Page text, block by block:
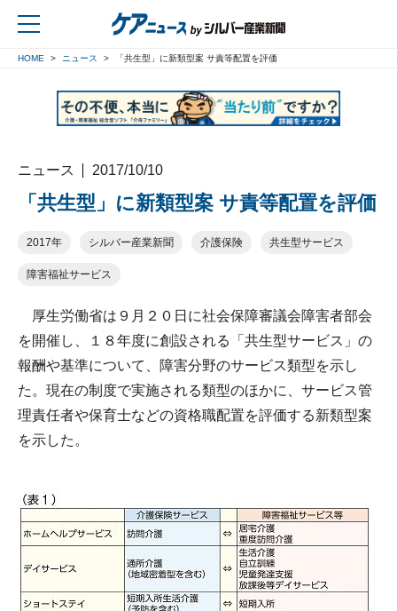
HOME ニュース 「共生型」に新類型案 サ責等配置を評価
ニュース 2017/10/10
「共生型」に新類型案 サ責等配置を評価
2017年 シルバー産業新聞 介護保険 共生型サービス
障害福祉サービス
厚生労働省は９月２０日に社会保障審議会障害者部会
を開催し、１８年度に創設される「共生型サービス」の
報酬や基準について、障害分野のサービス類型を示し
た。現在の制度で実施される類型のほかに、サービス管
理責任者や保育士などの資格職配置を評価する新類型案
を示した。